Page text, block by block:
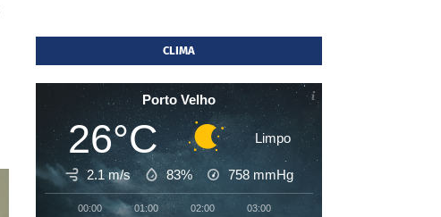
CLIMA
Porto Velho
26°C Limpo
2.1 m/s 83% 758 mmHg
00:00 01:00 02:00 03:00